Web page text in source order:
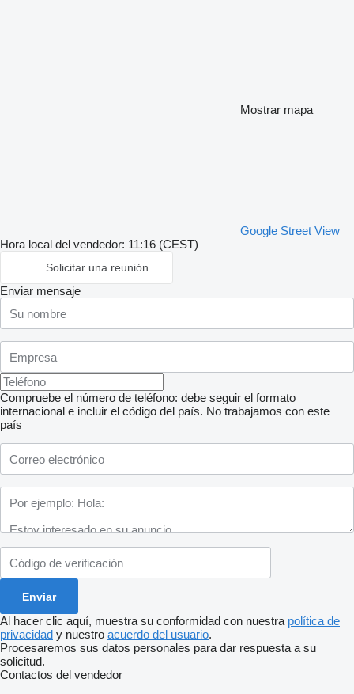
Mostrar mapa
Google Street View
Hora local del vendedor: 11:16 (CEST)
Solicitar una reunión
Enviar mensaje
Compruebe el número de teléfono: debe seguir el formato
internacional e incluir el código del país. No trabajamos con este
país
Al hacer clic aquí, muestra su conformidad con nuestra política de
privacidad y nuestro acuerdo del usuario.
Procesaremos sus datos personales para dar respuesta a su
solicitud.
Contactos del vendedor